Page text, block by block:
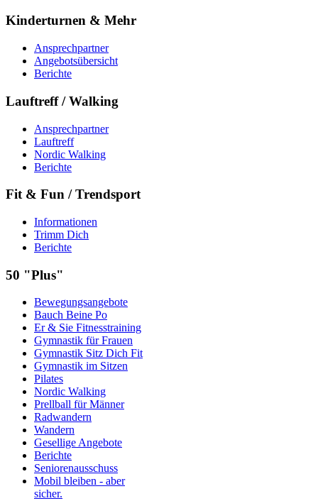
Kinderturnen & Mehr
Ansprechpartner
Angebotsübersicht
Berichte
Lauftreff / Walking
Ansprechpartner
Lauftreff
Nordic Walking
Berichte
Fit & Fun / Trendsport
Informationen
Trimm Dich
Berichte
50 "Plus"
Bewegungsangebote
Bauch Beine Po
Er & Sie Fitnesstraining
Gymnastik für Frauen
Gymnastik Sitz Dich Fit
Gymnastik im Sitzen
Pilates
Nordic Walking
Prellball für Männer
Radwandern
Wandern
Gesellige Angebote
Berichte
Seniorenausschuss
Mobil bleiben - aber
sicher.